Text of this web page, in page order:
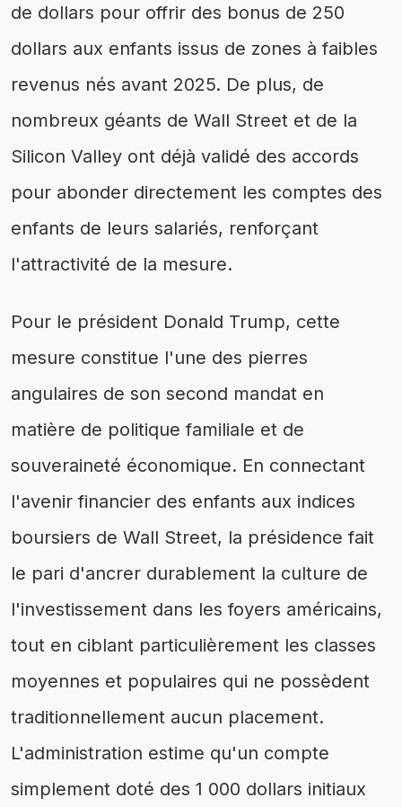
de dollars pour offrir des bonus de 250
dollars aux enfants issus de zones à faibles
revenus nés avant 2025. De plus, de
nombreux géants de Wall Street et de la
Silicon Valley ont déjà validé des accords
pour abonder directement les comptes des
enfants de leurs salariés, renforçant
l'attractivité de la mesure.
Pour le président Donald Trump, cette
mesure constitue l'une des pierres
angulaires de son second mandat en
matière de politique familiale et de
souveraineté économique. En connectant
l'avenir financier des enfants aux indices
boursiers de Wall Street, la présidence fait
le pari d'ancrer durablement la culture de
l'investissement dans les foyers américains,
tout en ciblant particulièrement les classes
moyennes et populaires qui ne possèdent
traditionnellement aucun placement.
L'administration estime qu'un compte
simplement doté des 1 000 dollars initiaux